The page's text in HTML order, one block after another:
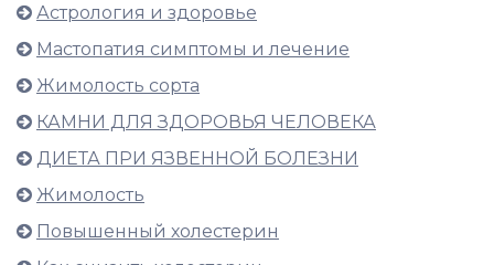
Астрология и здоровье
Мастопатия симптомы и лечение
Жимолость сорта
КАМНИ ДЛЯ ЗДОРОВЬЯ ЧЕЛОВЕКА
ДИЕТА ПРИ ЯЗВЕННОЙ БОЛЕЗНИ
Жимолость
Повышенный холестерин